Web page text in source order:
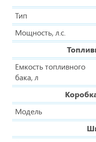
Тип
Мощность, л.с.
Емкость топливного
бака, л
Модель